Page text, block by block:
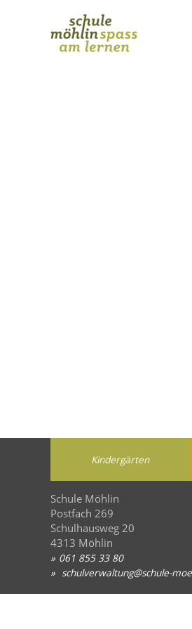
Kindergärten
Schule Möhlin
Postfach 269
Schulhausweg 20
4313 Möhlin
061 855 33 80
sch lv rw lt ng sch l -m